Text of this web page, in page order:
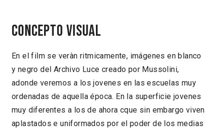
Concepto visual
En el film se veràn ritmicamente, imágenes en blanco
y negro del Archivo Luce creado por Mussolini,
adonde veremos a los jovenes en las escuelas muy
ordenadas de aquella época. En la superficie jovenes
muy diferentes a los de ahora cque sin embargo viven
aplastados e uniformados por el poder de los medias